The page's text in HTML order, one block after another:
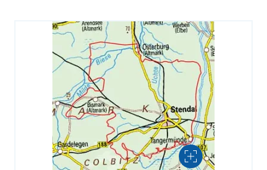
Vergrößern